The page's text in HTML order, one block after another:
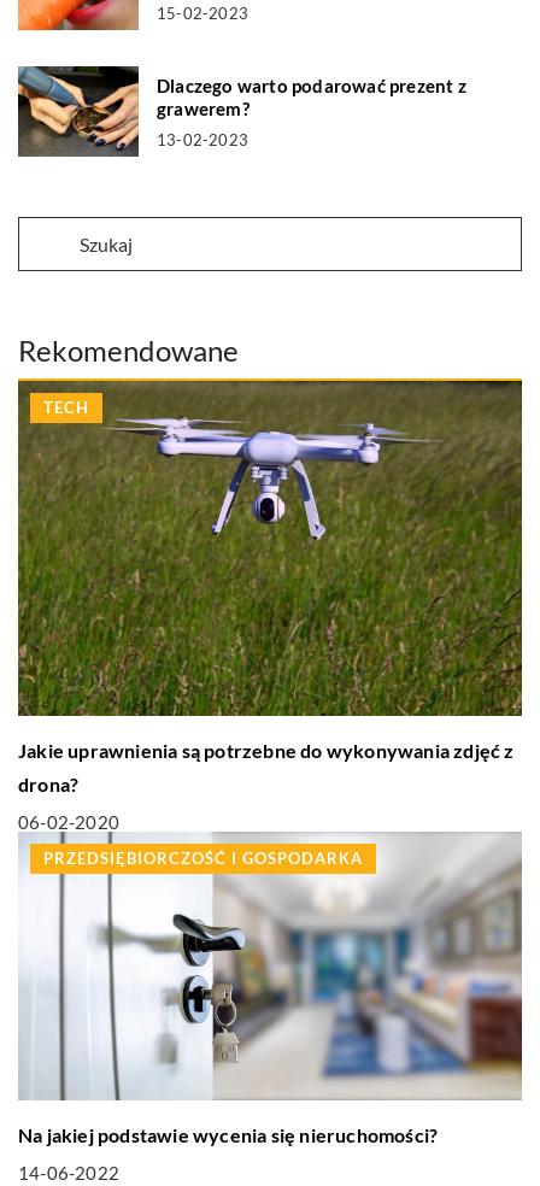
15-02-2023
Dlaczego warto podarować prezent z
grawerem?
13-02-2023
Rekomendowane
TECH
Jakie uprawnienia są potrzebne do wykonywania zdjęć z
drona?
06-02-2020
PRZEDSIĘBIORCZOŚĆ I GOSPODARKA
Na jakiej podstawie wycenia się nieruchomości?
14-06-2022